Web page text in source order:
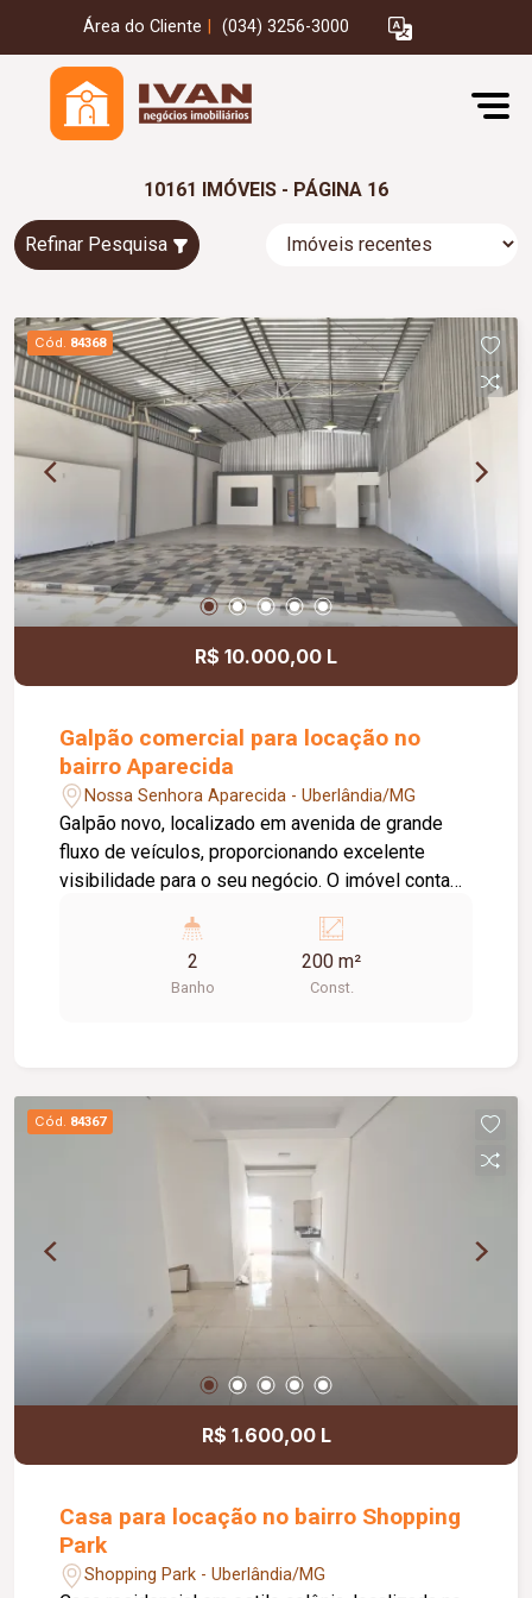
Área do Cliente (034) 3256-3000
10161 IMÓVEIS - PÁGINA 16
Refinar Pesquisa
Cód. 84368
R$ 10.000,00 L
Galpão comercial para locação no
bairro Aparecida
Nossa Senhora Aparecida - Uberlândia/MG
Galpão novo, localizado em avenida de grande
fluxo de veículos, proporcionando excelente
visibilidade para o seu negócio. O imóvel conta
aproximadamente 160 m² de vão livre, pé-direito
de 05 metros, banheiro adaptado para pessoas
com deficiência, copa e escritório. Possui
segmentos comerciais.
2
Banho
200 m²
Const.
Cód. 84367
R$ 1.600,00 L
Casa para locação no bairro Shopping
Park
Shopping Park - Uberlândia/MG